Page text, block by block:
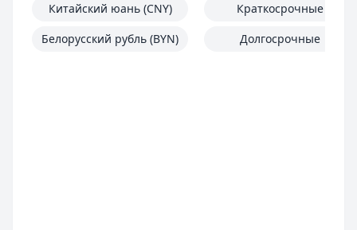
Китайский юань (CNY)
Белорусский рубль (BYN)
Краткосрочные
Долгосрочные